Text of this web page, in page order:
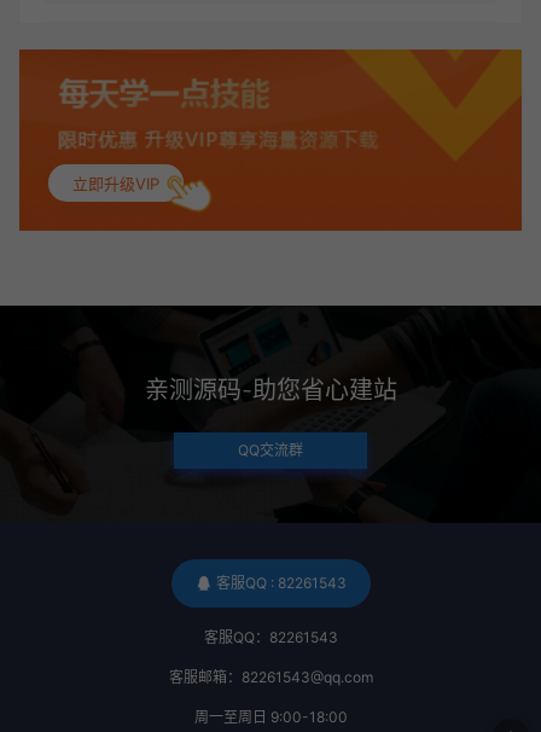
立即升级VIP
亲测源码-助您省心建站
QQ交流群
客服QQ : 82261543
客服QQ：82261543
客服邮箱：82261543@qq.com
周一至周日 9:00-18:00